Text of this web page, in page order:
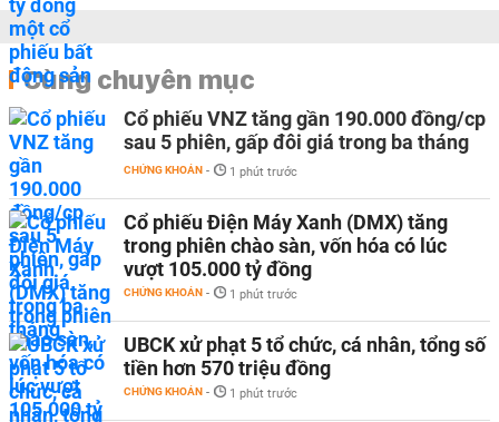
Cùng chuyên mục
Cổ phiếu VNZ tăng gần 190.000 đồng/cp
sau 5 phiên, gấp đôi giá trong ba tháng
CHỨNG KHOÁN - 1 phút trước
Cổ phiếu Điện Máy Xanh (DMX) tăng
trong phiên chào sàn, vốn hóa có lúc
vượt 105.000 tỷ đồng
CHỨNG KHOÁN - 1 phút trước
UBCK xử phạt 5 tổ chức, cá nhân, tổng số
tiền hơn 570 triệu đồng
CHỨNG KHOÁN - 1 phút trước